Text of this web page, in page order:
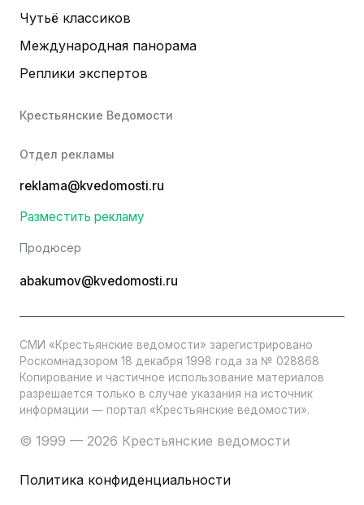
Чутьё классиков
Международная панорама
Реплики экспертов
Крестьянские Ведомости
Отдел рекламы
reklama@kvedomosti.ru
Разместить рекламу
Продюсер
abakumov@kvedomosti.ru
СМИ «Крестьянские ведомости» зарегистрировано
Роскомнадзором 18 декабря 1998 года за № 028868
Копирование и частичное использование материалов
разрешается только в случае указания на источник
информации — портал «Крестьянские ведомости».
© 1999 — 2026 Крестьянские ведомости
Политика конфиденциальности